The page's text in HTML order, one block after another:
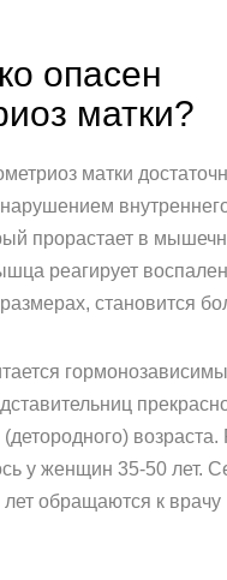
опасен
матки?
матки
нарушением
прорастает в
реагирует
становится
(детородного)
у женщин 35-50 лет.
лет обращаются к